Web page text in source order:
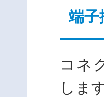
端子
コネ
しま